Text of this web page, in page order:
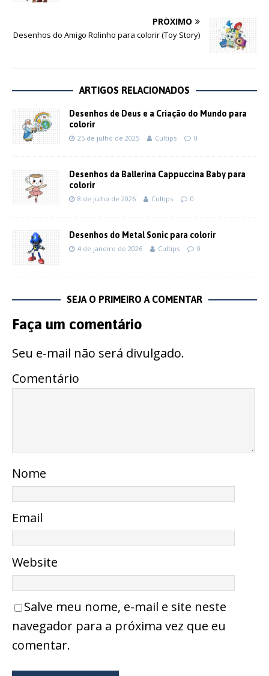
PRÓXIMO
Desenhos do Amigo Rolinho para colorir (Toy Story)
ARTIGOS RELACIONADOS
Desenhos de Deus e a Criação do Mundo para
colorir
25 de julho de 2025 Cultips 0
Desenhos da Ballerina Cappuccina Baby para
colorir
8 de julho de 2026 Cultips 0
Desenhos do Metal Sonic para colorir
4 de janeiro de 2026 Cultips 0
SEJA O PRIMEIRO A COMENTAR
Faça um comentário
Seu e-mail não será divulgado.
Comentário
Nome
Email
Website
Salve meu nome, e-mail e site neste
navegador para a próxima vez que eu
comentar.